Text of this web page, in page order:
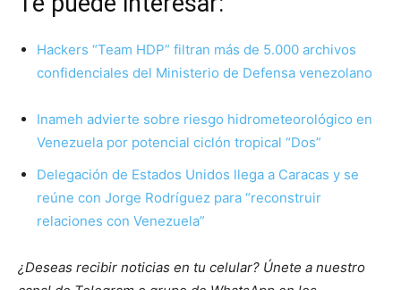
Hackers “Team HDP” filtran más de 5.000 archivos
confidenciales del Ministerio de Defensa venezolano
Inameh advierte sobre riesgo hidrometeorológico en
Venezuela por potencial ciclón tropical “Dos”
Delegación de Estados Unidos llega a Caracas y se
reúne con Jorge Rodríguez para “reconstruir
relaciones con Venezuela”
¿Deseas recibir noticias en tu celular? Únete a nuestro